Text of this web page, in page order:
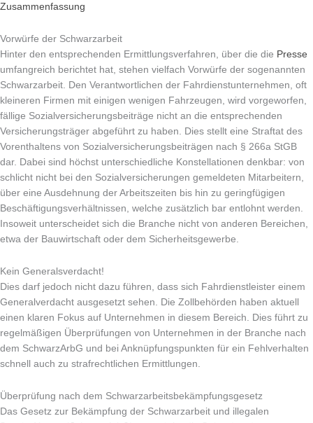
Zusammenfassung
Vorwürfe der Schwarzarbeit
Hinter den entsprechenden Ermittlungsverfahren, über die die Presse
umfangreich berichtet hat, stehen vielfach Vorwürfe der sogenannten
Schwarzarbeit. Den Verantwortlichen der Fahrdienstunternehmen, oft
kleineren Firmen mit einigen wenigen Fahrzeugen, wird vorgeworfen,
fällige Sozialversicherungsbeiträge nicht an die entsprechenden
Versicherungsträger abgeführt zu haben. Dies stellt eine Straftat des
Vorenthaltens von Sozialversicherungsbeiträgen nach § 266a StGB
dar. Dabei sind höchst unterschiedliche Konstellationen denkbar: von
schlicht nicht bei den Sozialversicherungen gemeldeten Mitarbeitern,
über eine Ausdehnung der Arbeitszeiten bis hin zu geringfügigen
Beschäftigungsverhältnissen, welche zusätzlich bar entlohnt werden.
Insoweit unterscheidet sich die Branche nicht von anderen Bereichen,
etwa der Bauwirtschaft oder dem Sicherheitsgewerbe.
Kein Generalsverdacht!
Dies darf jedoch nicht dazu führen, dass sich Fahrdienstleister einem
Generalverdacht ausgesetzt sehen. Die Zollbehörden haben aktuell
einen klaren Fokus auf Unternehmen in diesem Bereich. Dies führt zu
regelmäßigen Überprüfungen von Unternehmen in der Branche nach
dem SchwarzArbG und bei Anknüpfungspunkten für ein Fehlverhalten
schnell auch zu strafrechtlichen Ermittlungen.
Überprüfung nach dem Schwarzarbeitsbekämpfungsgesetz
Das Gesetz zur Bekämpfung der Schwarzarbeit und illegalen